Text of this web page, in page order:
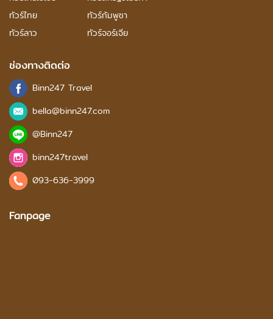
ทัวร์ไทย
ทัวร์กัมพูชา
ทัวร์ลาว
ทัวร์จอร์เจีย
ช่องทางติดต่อ
Binn247 Travel
bella@binn247.com
@Binn247
binn247travel
093-636-3999
Fanpage